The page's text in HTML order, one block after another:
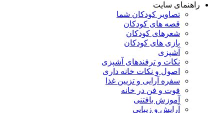
راهنمای سایت
تصاویر کودکان شما
قصه های کودکان
شعرهای کودکان
بازی های کودکان
آشپزی
نکات و ترفندهای آشپزی
اصول و نکات خانه داری
سفره آرایی و تزیین غذا
فوت و فن در خانه
آموزش بافتنی
آرایش و زیبایی